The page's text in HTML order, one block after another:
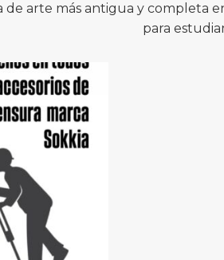
de arte más antigua y completa
para